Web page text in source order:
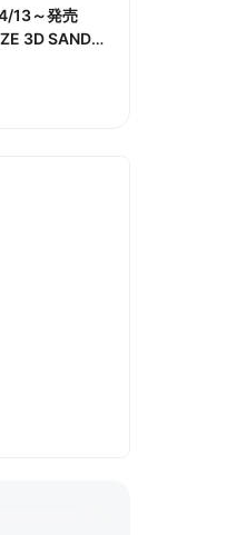
13～発売
3D SANDAL
/定価/店舗ま